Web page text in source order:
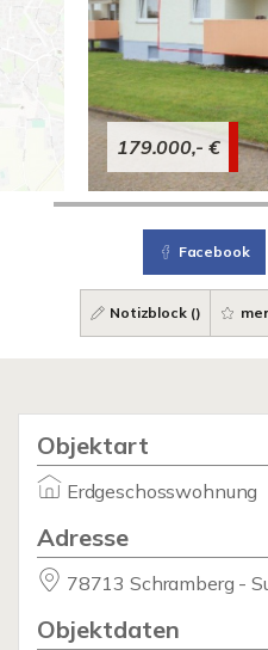
179.000,- €
Facebook
Notizblock ()
Objektart
Erdgeschosswohnung
Adresse
78713 Schramberg -
Objektdaten